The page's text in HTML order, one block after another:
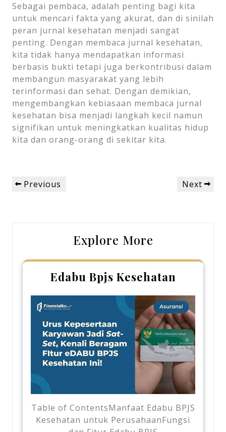
Sebagai pembaca, adalah penting bagi kita
untuk mencari fakta yang akurat, dan di sinilah
peran jurnal kesehatan menjadi sangat
penting. Dengan membaca jurnal kesehatan,
kita tidak hanya mendapatkan informasi
berbasis bukti tetapi juga berkontribusi dalam
membangun masyarakat yang lebih
terinformasi dan sehat. Dengan demikian,
mengembangkan kebiasaan membaca jurnal
kesehatan bisa menjadi langkah kecil namun
signifikan untuk meningkatkan kualitas hidup
kita dan orang-orang di sekitar kita.
Post
navigation
Previous
Previous
Next
Next
Explore More
Edabu Bpjs Kesehatan
Table of ContentsManfaat Edabu BPJS
Kesehatan untuk PerusahaanFungsi